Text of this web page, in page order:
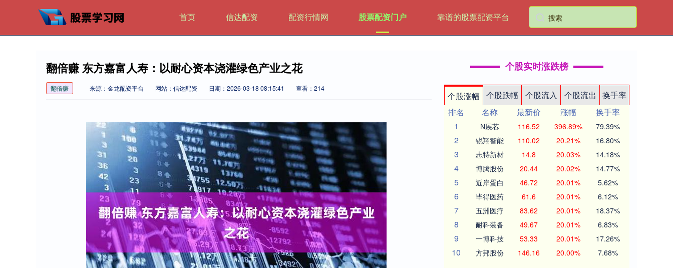
首页 信达配资 配资行情网 股票配资门户 靠谱的股票配资平台
翻倍赚 东方嘉富人寿：以耐心资本浇灌绿色产业之花
翻倍赚 来源：金龙配资平台 网站：信达配资 日期：2026-03-18 08:15:41 查看：214
个股实时涨跌榜
个股涨幅 个股跌幅 个股流入 个股流出
换手率
排名
名称 最新价 涨幅
换手率
1
N展芯 116.52 396.89% 79.39%
2 锐翔智能 110.02 20.21% 16.80%
3 志特新材 14.8 20.03% 14.18%
4 博腾股份 20.44 20.02% 14.77%
5 近岸蛋白 46.72 20.01% 5.62%
6 毕得医药 61.6 20.01% 6.12%
7 五洲医疗 83.62 20.01% 18.37%
8 耐科装备 49.67 20.01% 6.83%
9 一博科技 53.33 20.01% 17.26%
10 方邦股份 146.16 20.00% 7.68%